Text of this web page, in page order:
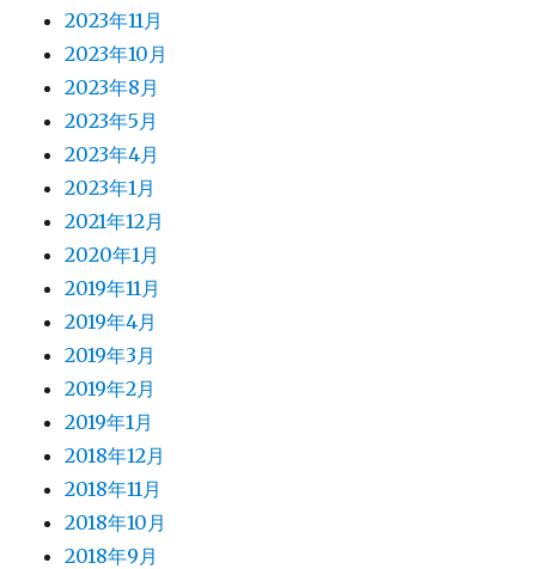
2023年11月
2023年10月
2023年8月
2023年5月
2023年4月
2023年1月
2021年12月
2020年1月
2019年11月
2019年4月
2019年3月
2019年2月
2019年1月
2018年12月
2018年11月
2018年10月
2018年9月